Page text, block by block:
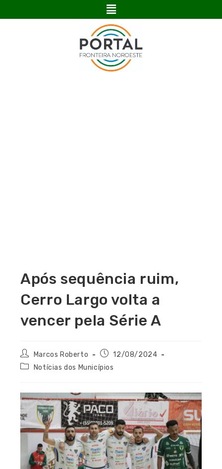
Após sequência ruim,
Cerro Largo volta a
vencer pela Série A
Marcos Roberto
12/08/2024
Notícias dos Municípios